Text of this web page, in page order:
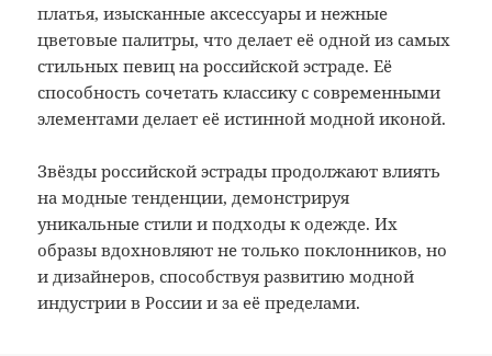
платья, изысканные аксессуары и нежные
цветовые палитры, что делает её одной из самых
стильных певиц на российской эстраде. Её
способность сочетать классику с современными
элементами делает её истинной модной иконой.
Звёзды российской эстрады продолжают влиять
на модные тенденции, демонстрируя
уникальные стили и подходы к одежде. Их
образы вдохновляют не только поклонников, но
и дизайнеров, способствуя развитию модной
индустрии в России и за её пределами.